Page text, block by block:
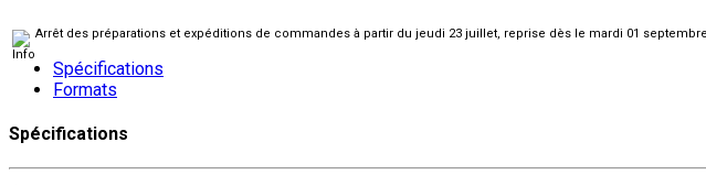
Arrêt des préparations et expéditions de commandes à partir du jeudi 23 juillet, reprise dès le mardi 01
Spécifications
Formats
Spécifications